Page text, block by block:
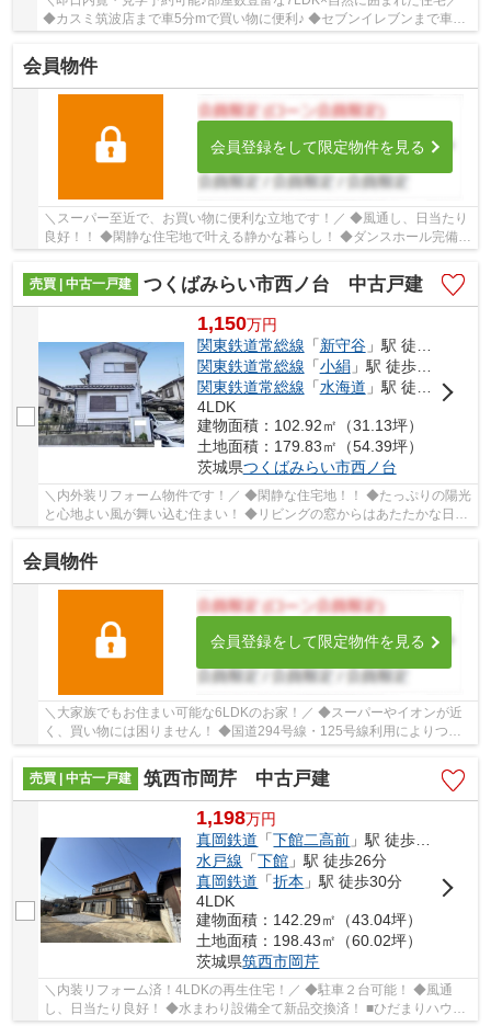
◆カスミ筑波店まで車5分mで買い物に便利♪ ◆セブンイレブンまで車5
分 ◆ウエルシアまで車5分 ◆全居室6帖以上でゆとり...
会員物件
会員登録をして限定物件を見る
＼スーパー至近で、お買い物に便利な立地です！／ ◆風通し、日当たり
良好！！ ◆閑静な住宅地で叶える静かな暮らし！ ◆ダンスホール完備！
■ひだまりハウスは、お客様一人ひとりの幸...
売買 | 中古一戸建
つくばみらい市西ノ台 中古戸建
1,150万円
関東鉄道常総線 「新守谷」駅 徒歩39分
関東鉄道常総線 「小絹」駅 徒歩19分
関東鉄道常総線 「水海道 」駅 徒歩46分
4LDK
建物面積：102.92㎡（31.13坪）
土地面積：179.83㎡（54.39坪）
茨城県つくばみらい市西ノ台
＼内外装リフォーム物件です！／ ◆閑静な住宅地！！ ◆たっぷりの陽光
と心地よい風が舞い込む住まい！ ◆リビングの窓からはあたたかな日差
しが差し込みます！ ■ひだまりハウスは、お...
会員物件
会員登録をして限定物件を見る
＼大家族でもお住まい可能な6LDKのお家！／ ◆スーパーやイオンが近
く、買い物には困りません！ ◆国道294号線・125号線利用によりつく
ばや守谷等へもアクセス良好！ ◆眺望良好な田園風...
売買 | 中古一戸建
筑西市岡芹 中古戸建
1,198万円
真岡鉄道 「下館二高前 」駅 徒歩4分
水戸線 「下館 」駅 徒歩26分
真岡鉄道 「折本 」駅 徒歩30分
4LDK
建物面積：142.29㎡（43.04坪）
土地面積：198.43㎡（60.02坪）
茨城県筑西市岡芹
＼内装リフォーム済！4LDKの再生住宅！／ ◆駐車２台可能！ ◆風通
し、日当たり良好！ ◆水まわり設備全て新品交換済！ ■ひだまりハウス